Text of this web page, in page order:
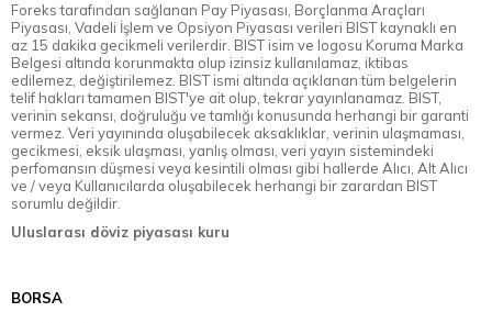
Foreks tarafından sağlanan Pay Piyasası, Borçlanma Araçları
Piyasası, Vadeli İşlem ve Opsiyon Piyasası verileri BIST kaynaklı en
az 15 dakika gecikmeli verilerdir. BIST isim ve logosu Koruma Marka
Belgesi altında korunmakta olup izinsiz kullanılamaz, iktibas
edilemez, değiştirilemez. BIST ismi altında açıklanan tüm belgelerin
telif hakları tamamen BIST'ye ait olup, tekrar yayınlanamaz. BIST,
verinin sekansı, doğruluğu ve tamlığı konusunda herhangi bir garanti
vermez. Veri yayınında oluşabilecek aksaklıklar, verinin ulaşmaması,
gecikmesi, eksik ulaşması, yanlış olması, veri yayın sistemindeki
perfomansın düşmesi veya kesintili olması gibi hallerde Alıcı, Alt Alıcı
ve / veya Kullanıcılarda oluşabilecek herhangi bir zarardan BIST
sorumlu değildir.
Uluslarası döviz piyasası kuru
BORSA